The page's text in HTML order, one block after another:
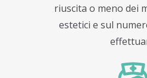
riuscita o meno dei
estetici e sul